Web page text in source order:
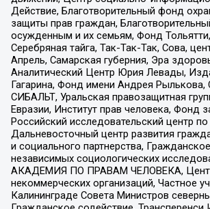
Действие, Благотворительный фонд
защиты прав граждан,
осужденным и их семьям, Фонд
Серебряная тайга, Так-Так-Так, Сова,
Апрель, Самарская губерния, Эра
Аналитический Центр Юрия Левады,
Гагарина, Фонд имени Андрея Рылькова,
СИБАЛЬТ, Уральская правозащитная
Евразии, Институт прав человека, Фонд
Российский исследовательский центр
Дальневосточный центр развития
и социального партнерства,
независимых социологических
АКАДЕМИЯ ПО ПРАВАМ ЧЕЛОВЕКА,
некоммерческих организаций, Частное
Калининграде Совета Министров